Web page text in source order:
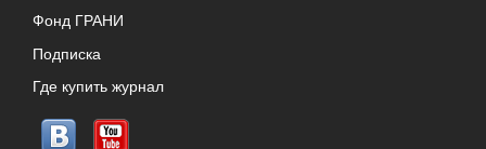
Фонд ГРАНИ
Подписка
Где купить журнал